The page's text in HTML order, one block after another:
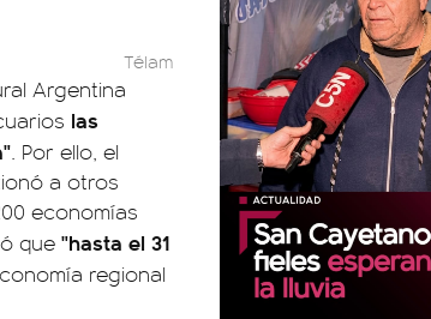
Télam
Argentina
las
. Por ello, el
a otros
economías
que "hasta el 31
regional